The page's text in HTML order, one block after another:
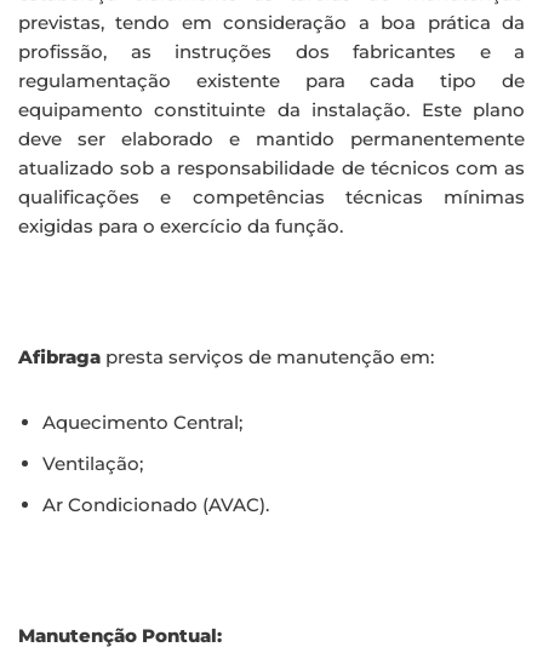
previstas, tendo em consideração a boa prática da
profissão, as instruções dos fabricantes e a
regulamentação existente para cada tipo de
equipamento constituinte da instalação. Este plano
deve ser elaborado e mantido permanentemente
atualizado sob a responsabilidade de técnicos com as
qualificações e competências técnicas mínimas
exigidas para o exercício da função.
Afibraga presta serviços de manutenção em:
Aquecimento Central;
Ventilação;
Ar Condicionado (AVAC).
Manutenção Pontual: